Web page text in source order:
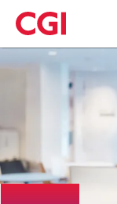
Skip
to
main
content